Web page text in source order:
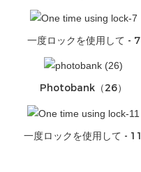
一度ロックを使用して - 7
Photobank（26）
一度ロックを使用して - 11